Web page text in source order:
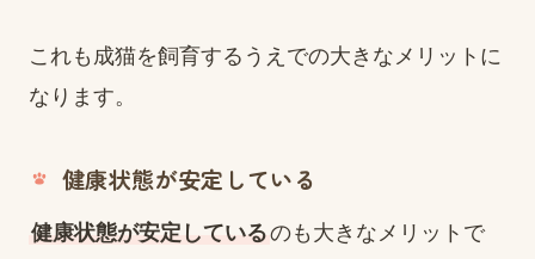
これも成猫を飼育するうえでの大きなメリットに
なります。
健康状態が安定している
健康状態が安定しているのも大きなメリットで